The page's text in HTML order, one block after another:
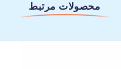
محصولات مرتبط